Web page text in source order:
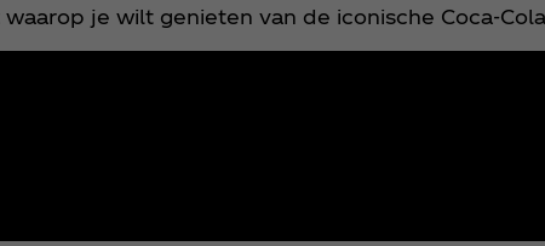
je wilt genieten van de iconische